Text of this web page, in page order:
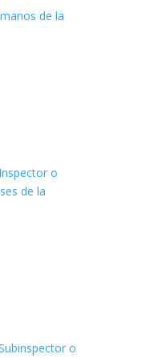
de la
o
de la
o